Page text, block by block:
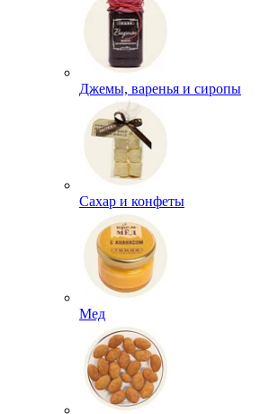
Джемы, варенья и сиропы
Сахар и конфеты
Мед